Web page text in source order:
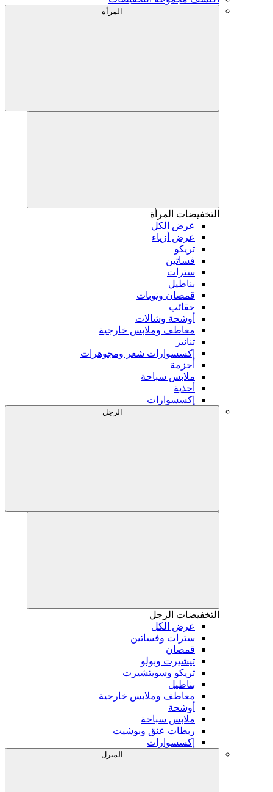
المرأة
التخفيضات المرأة
عرض الكل
عرض أزياء
تريكو
فساتين
سترات
بناطيل
قمصان وتوبات
حقائب
أوشحة وشالات
معاطف وملابس خارجية
تنانير
إكسسوارات شعر ومجوهرات
أحزمة
ملابس سباحة
أحذية
إكسسوارات
الرجل
التخفيضات الرجل
عرض الكل
سترات وفساتين
قمصان
تيشيرت وبولو
تريكو وسويتشيرت
بناطيل
معاطف وملابس خارجية
أوشحة
ملابس سباحة
ربطات عنق وبوشيت
إكسسوارات
المنزل